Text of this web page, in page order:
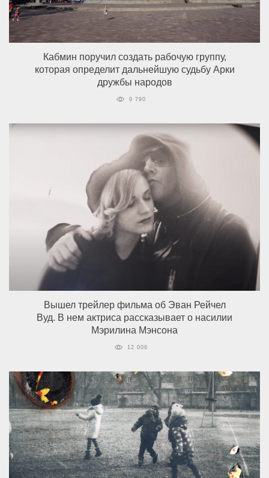
Кабмин поручил создать рабочую группу,
которая определит дальнейшую судьбу Арки
дружбы народов
9 790
Вышел трейлер фильма об Эван Рейчел
Вуд. В нем актриса рассказывает о насилии
Мэрилина Мэнсона
12 006